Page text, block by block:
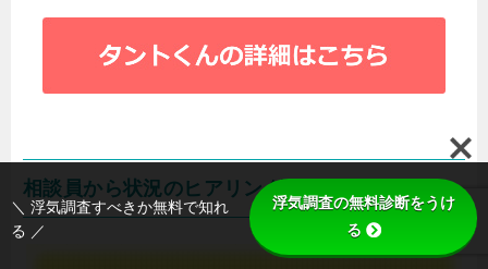
相談員から状況のヒアリング
＼ 浮気調査すべきか無料で知れ
る ／
浮気調査の無料診断をうけ
る